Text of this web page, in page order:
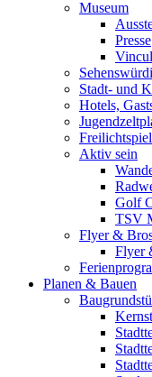
Museum
Presse
Stadt- und
Hotels,
Aktiv sein
Golf
TSV
Flyer &
Flyer
Planen & Bauen